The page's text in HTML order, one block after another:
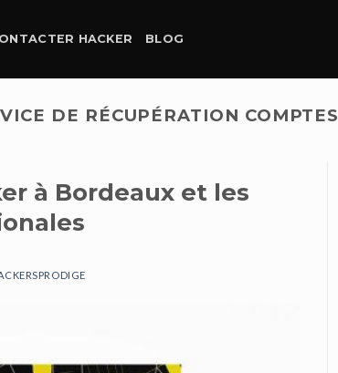
HACKER BLOG
DE RÉCUPÉRATION COMPTES
à Bordeaux et les